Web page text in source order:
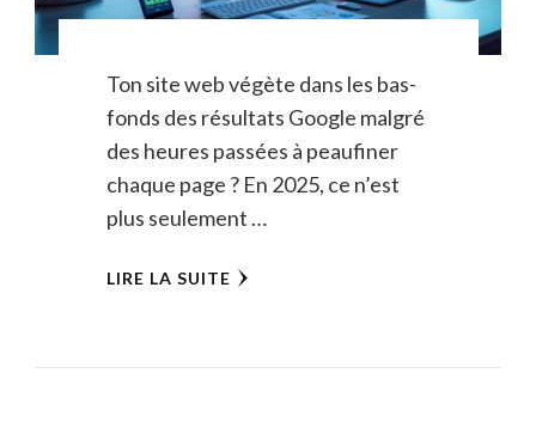
Ton site web végète dans les bas-
fonds des résultats Google malgré
des heures passées à peaufiner
chaque page ? En 2025, ce n’est
plus seulement …
LIRE LA SUITE